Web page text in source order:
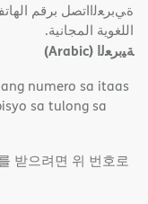
ةﻲﺑﺮﻌﻟااﺗﺼﻞ ﺑﺮﻗﻢ
اﻟﻠﻐﻮﯾﺔ اﻟﻤﺠﺎﻧﯿﺔ.
ﺔﯿﺑﺮﻌﻟا (Arabic)
numero sa itaas
sa tulong sa
받으려면 위 번호로